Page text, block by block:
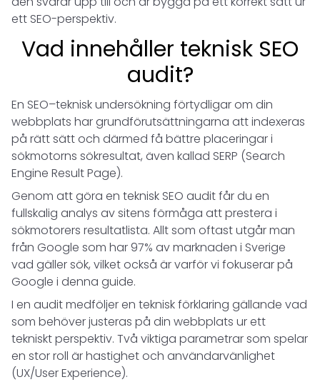
ett SEO-perspektiv.
Vad innehåller teknisk SEO
audit?
En SEO–teknisk undersökning förtydligar om din
webbplats har grundförutsättningarna att indexeras
på rätt sätt och därmed få bättre placeringar i
sökmotorns sökresultat, även kallad SERP (Search
Engine Result Page).
Genom att göra en teknisk SEO audit får du en
fullskalig analys av sitens förmåga att prestera i
sökmotorers resultatlista. Allt som oftast utgår man
från Google som har 97% av marknaden i Sverige
vad gäller sök, vilket också är varför vi fokuserar på
Google i denna guide.
I en audit medföljer en teknisk förklaring gällande vad
som behöver justeras på din webbplats ur ett
tekniskt perspektiv. Två viktiga parametrar som spelar
en stor roll är hastighet och användarvänlighet
(UX/User Experience).